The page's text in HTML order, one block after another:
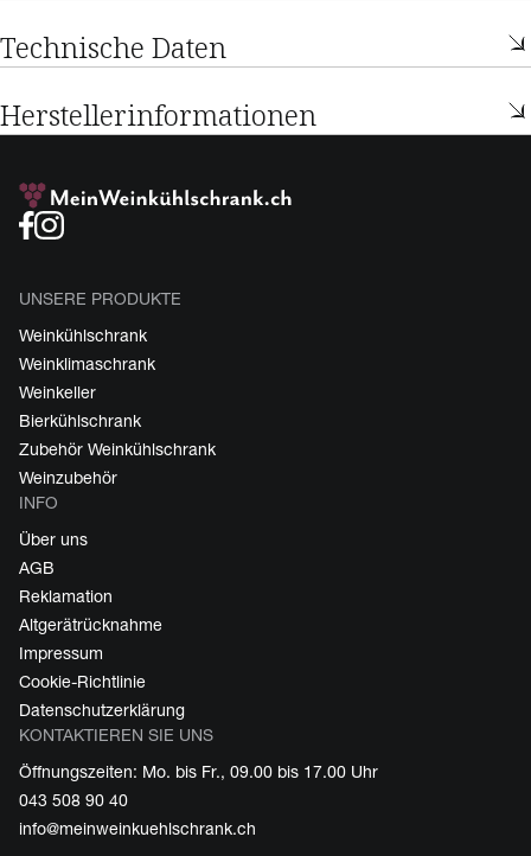
Technische Daten
Herstellerinformationen
UNSERE PRODUKTE
Weinkühlschrank
Weinklimaschrank
Weinkeller
Bierkühlschrank
Zubehör Weinkühlschrank
Weinzubehör
INFO
Über uns
AGB
Reklamation
Altgerätrücknahme
Impressum
Cookie-Richtlinie
Datenschutzerklärung
KONTAKTIEREN SIE UNS
Öffnungszeiten: Mo. bis Fr., 09.00 bis 17.00 Uhr
043 508 90 40
info@meinweinkuehlschrank.ch